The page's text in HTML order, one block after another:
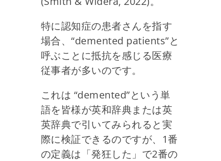
特に認知症の患者さんを指す
場合、“demented patients”と
呼ぶことに抵抗を感じる医療
従事者が多いのです。
これは “demented”という単
語を皆様が英和辞典または英
英辞典で引いてみられると実
際に検証できるのですが、1番
の定義は「発狂した」で2番の